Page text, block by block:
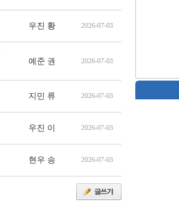
우진 황 2026-07-03
예준 권 2026-07-03
지민 류 2026-07-03
우진 이 2026-07-03
현우 송 2026-07-03